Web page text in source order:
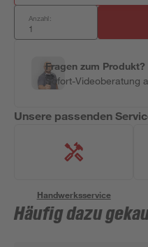
Anzahl:
Fragen zum Produkt?
Sofort-Videoberatung
Unsere passenden
Handwerksservice
Häufig dazu